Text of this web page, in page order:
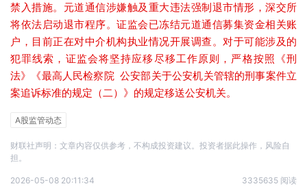
禁入措施。元道通信涉嫌触及重大违法强制退市情形，深交所
将依法启动退市程序。证监会已冻结元道通信募集资金相关账
户，目前正在对中介机构执业情况开展调查。对于可能涉及的
犯罪线索，证监会将坚持应移尽移工作原则，严格按照《刑
法》《最高人民检察院 公安部关于公安机关管辖的刑事案件立
案追诉标准的规定（二）》的规定移送公安机关。
A股监管动态
财联社声明：文章内容仅供参考，不构成投资建议。投资者据此操作，风险自
担。
2026-05-08 20:11:34
3335635 阅读